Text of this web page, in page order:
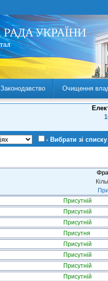
Законодавство Очищення
- Вибрати зі списку
Присутній
Присутній
Присутній
Присутня
Присутній
Присутній
Присутній
Присутній